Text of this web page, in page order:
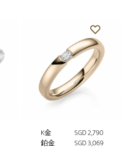
K金
SGD 2,790
鉑金
SGD 3,069